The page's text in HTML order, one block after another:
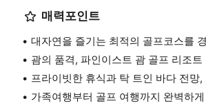
매력포인트
대자연을 즐기는 최적의 골프코스를
괌의 품격, 파인이스트 괌 골프 리조트
프라이빗한 휴식과 탁 트인 바다 전망
가족여행부터 골프 여행까지 완벽하